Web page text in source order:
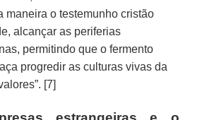
maneira o testemunho cristão
alcançar as periferias
permitindo que o fermento
progredir as culturas vivas da
[7]